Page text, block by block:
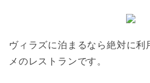
ヴィラズに泊まるなら絶対に利
メのレストランです。